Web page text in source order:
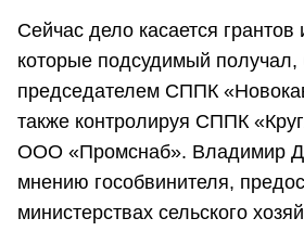
Сейчас дело касается грантов
которые подсудимый получал,
председателем СППК
также контролируя СППК
ООО «Промснаб». Владимир
мнению гособвинителя,
министерствах сельского